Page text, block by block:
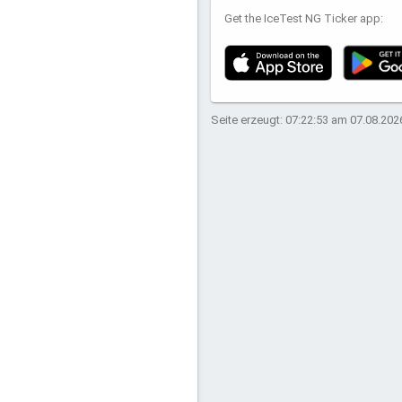
Get the IceTest NG Ticker app:
Seite erzeugt: 07:22:53 am